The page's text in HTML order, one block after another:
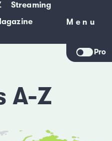
Streaming
Menu
Menu
Pro
A-Z